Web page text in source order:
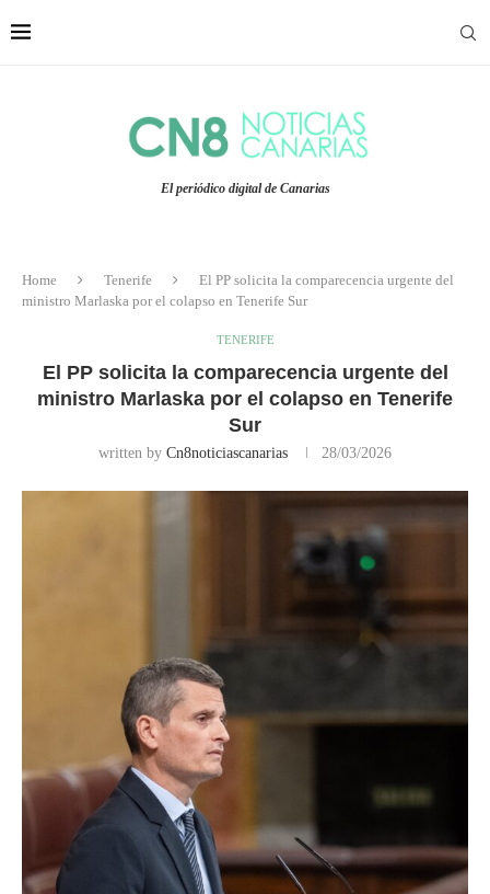
El periódico digital de Canarias
Home Tenerife
El PP solicita la comparecencia urgente del
ministro Marlaska por el colapso en Tenerife Sur
TENERIFE
El PP solicita la comparecencia urgente del
ministro Marlaska por el colapso en Tenerife
Sur
written by Cn8noticiascanarias 28/03/2026